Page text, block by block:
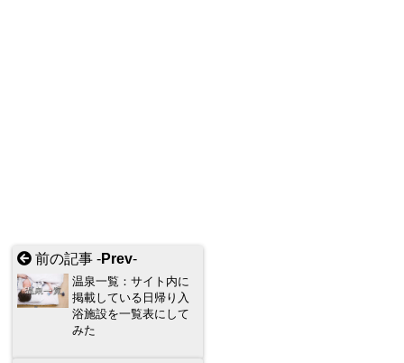
前の記事 -Prev-
温泉一覧：サイト内に
掲載している日帰り入
浴施設を一覧表にして
みた